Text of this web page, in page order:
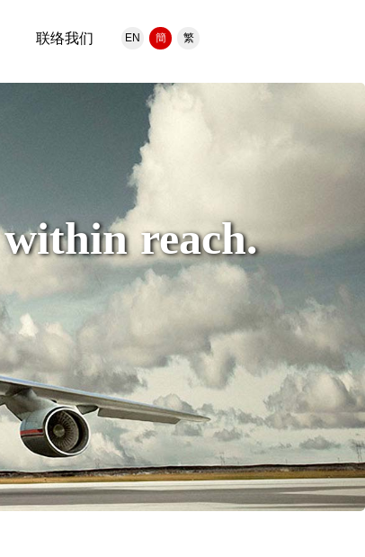
联络我们 EN 簡 繁
reach.